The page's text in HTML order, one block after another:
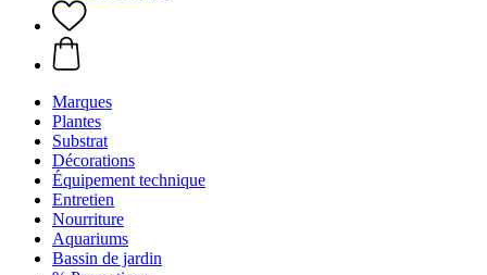
Marques
Plantes
Substrat
Décorations
Équipement technique
Entretien
Nourriture
Aquariums
Bassin de jardin